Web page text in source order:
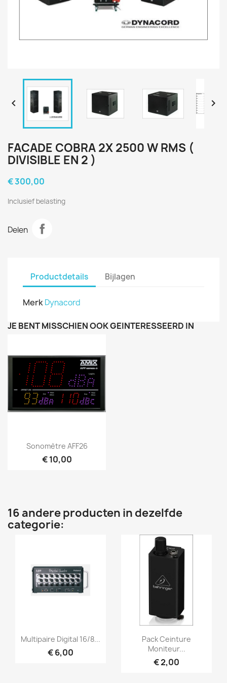
 
FACADE COBRA 2X 2500 W RMS (
DIVISIBLE EN 2 )
€ 300,00
Inclusief belasting
Delen
Productdetails Bijlagen
MerkDynacord
JE BENT MISSCHIEN OOK GEÏNTERESSEERD IN
Snel bekijken
Sonomètre AFF26
€ 10,00
16 andere producten in dezelfde
categorie:
Snel bekijken
Multipaire Digital 16/8...
€ 6,00
Snel bekijken
Pack Ceinture
Moniteur...
€ 2,00